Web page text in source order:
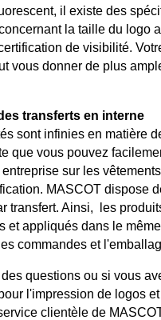
il existe des
la taille du logo
de visibilité.
vous donner de plus
transferts en interne
sont infinies en matière
que vous pouvez
entreprise sur les
MASCOT dispose
transfert. Ainsi, les
et appliqués dans le
commandes et
questions ou si vous
l'impression de logos
clientèle de